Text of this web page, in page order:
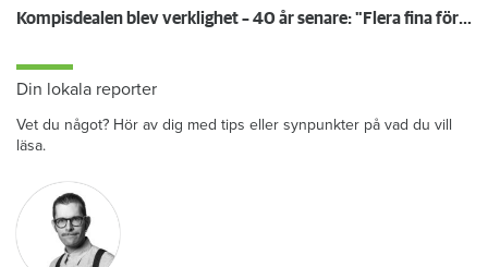
Kompisdealen blev verklighet – 40 år senare: "Flera fina fördelar med att dela bostad"
Din lokala reporter
Vet du något? Hör av dig med tips eller synpunkter på vad du vill
läsa.